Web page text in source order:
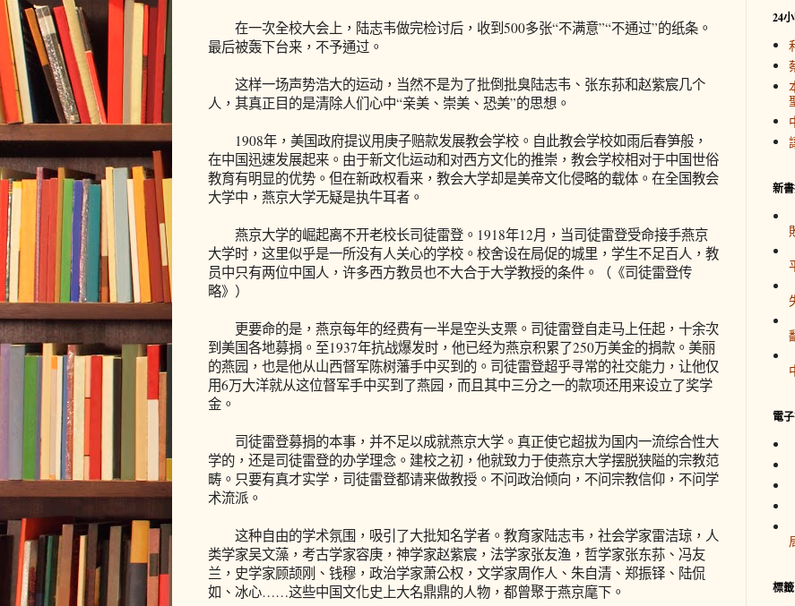
在一次全校大会上，陆志韦做完检讨后，收到500多张“不满意”“不通过”的纸条。
最后被轰下台来，不予通过。
这样一场声势浩大的运动，当然不是为了批倒批臭陆志韦、张东荪和赵紫宸几个
人，其真正目的是清除人们心中“亲美、崇美、恐美”的思想。
1908年，美国政府提议用庚子赔款发展教会学校。自此教会学校如雨后春笋般，
在中国迅速发展起来。由于新文化运动和对西方文化的推崇，教会学校相对于中国世俗
教育有明显的优势。但在新政权看来，教会大学却是美帝文化侵略的载体。在全国教会
大学中，燕京大学无疑是执牛耳者。
燕京大学的崛起离不开老校长司徒雷登。1918年12月，当司徒雷登受命接手燕京
大学时，这里似乎是一所没有人关心的学校。校舍设在局促的城里，学生不足百人，教
员中只有两位中国人，许多西方教员也不大合于大学教授的条件。（《司徒雷登传
略》）
更要命的是，燕京每年的经费有一半是空头支票。司徒雷登自走马上任起，十余次
到美国各地募捐。至1937年抗战爆发时，他已经为燕京积累了250万美金的捐款。美丽
的燕园，也是他从山西督军陈树藩手中买到的。司徒雷登超乎寻常的社交能力，让他仅
用6万大洋就从这位督军手中买到了燕园，而且其中三分之一的款项还用来设立了奖学
金。
司徒雷登募捐的本事，并不足以成就燕京大学。真正使它超拔为国内一流综合性大
学的，还是司徒雷登的办学理念。建校之初，他就致力于使燕京大学摆脱狭隘的宗教范
畴。只要有真才实学，司徒雷登都请来做教授。不问政治倾向，不问宗教信仰，不问学
术流派。
这种自由的学术氛围，吸引了大批知名学者。教育家陆志韦，社会学家雷洁琼，人
类学家吴文藻，考古学家容庚，神学家赵紫宸，法学家张友渔，哲学家张东荪、冯友
兰，史学家顾颉刚、钱穆，政治学家萧公权，文学家周作人、朱自清、郑振铎、陆侃
如、冰心……这些中国文化史上大名鼎鼎的人物，都曾聚于燕京麾下。
24
新
電
標籤